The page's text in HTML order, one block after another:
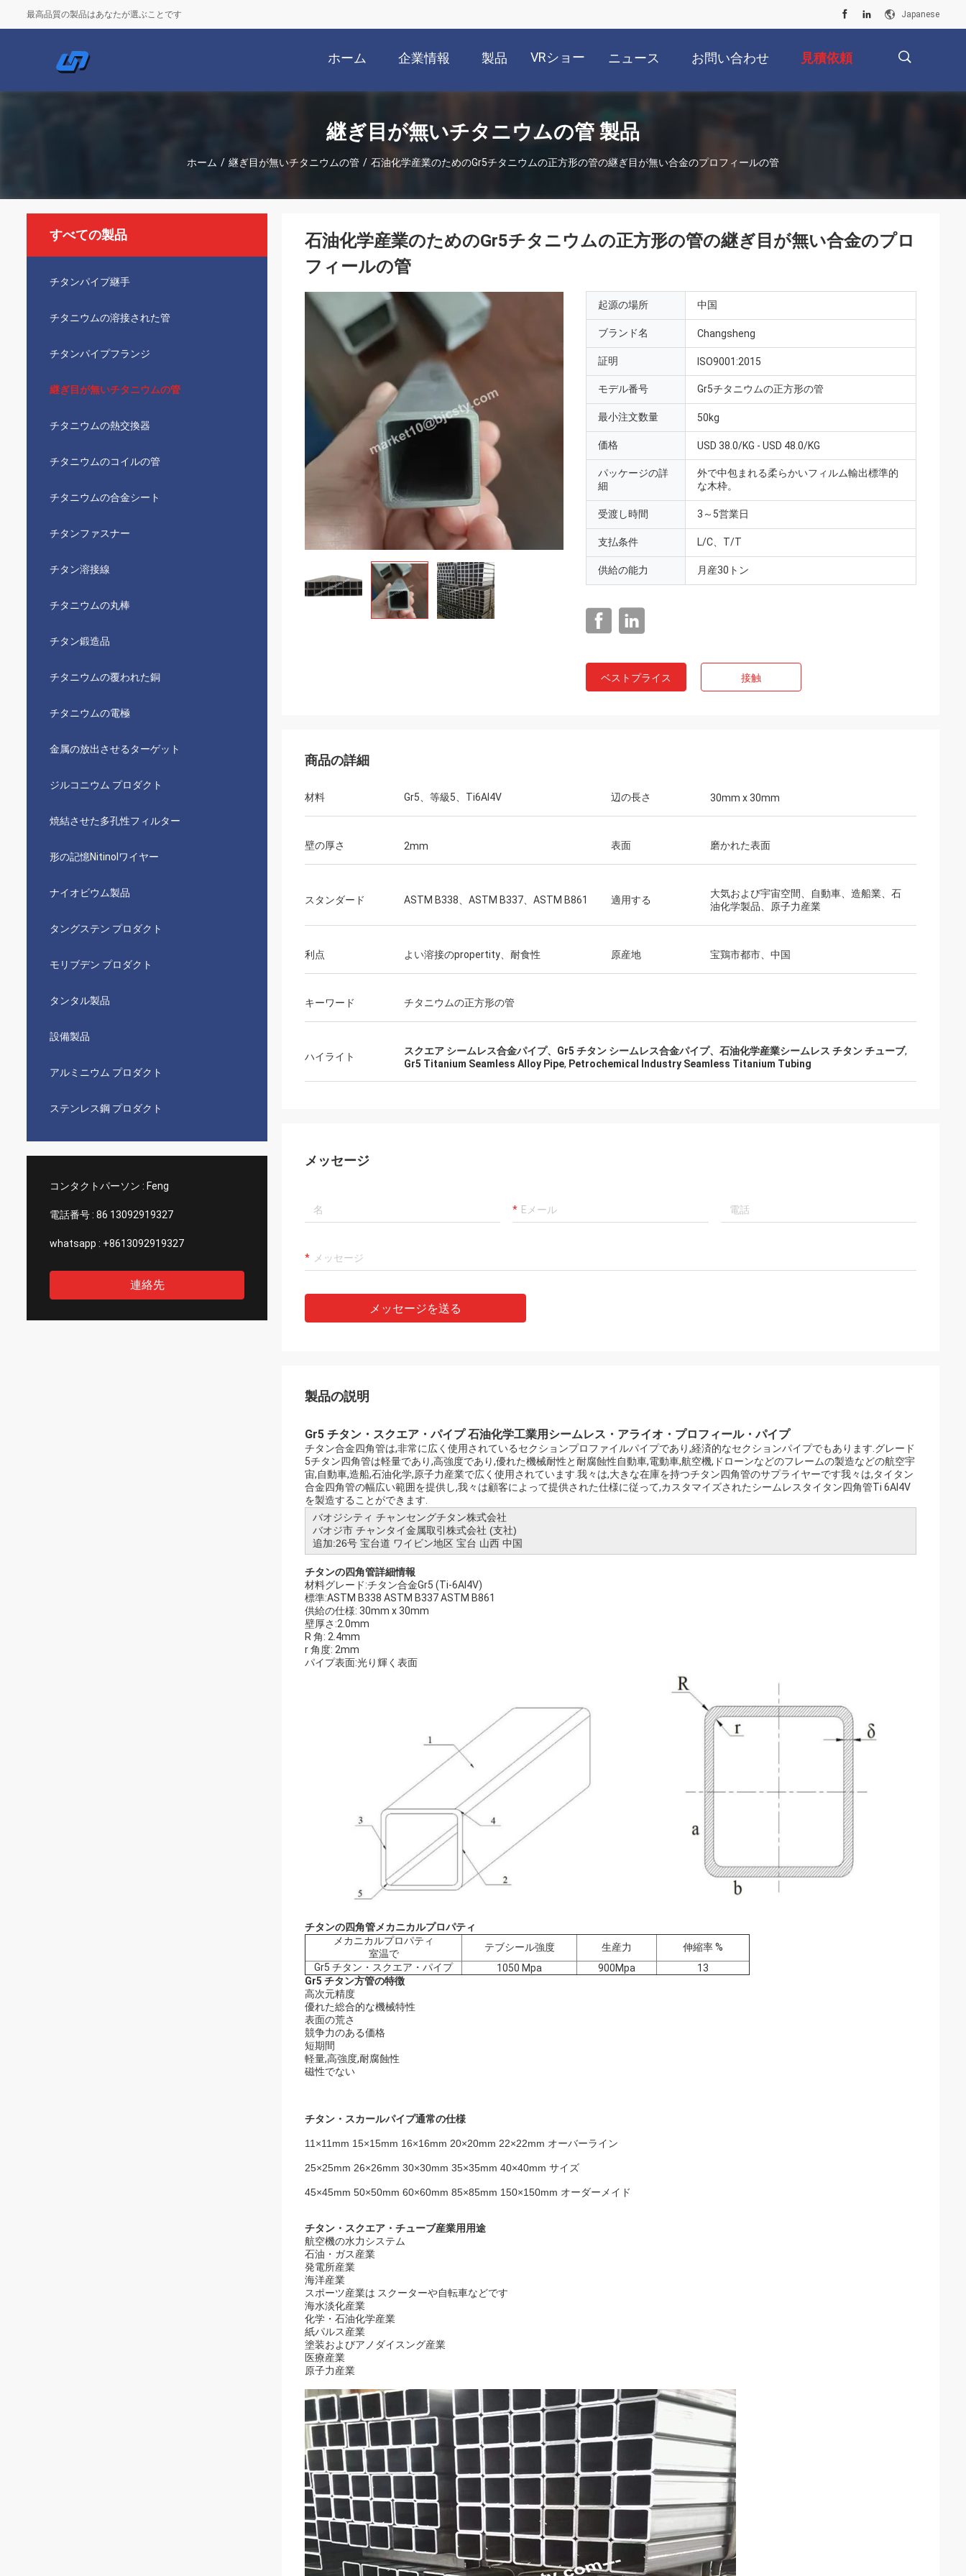
最高品質の製品はあなたが選ぶことです Japanese
ホーム 企業情報 製品 VRショー ニュース お問い合わせ 見積依頼
継ぎ目が無いチタニウムの管 製品
ホーム / 継ぎ目が無いチタニウムの管 / 石油化学産業のためのGr5チタニウムの正方形の管の継ぎ目が無い合金のプロフィールの管
すべての製品
チタンパイプ継手
チタニウムの溶接された管
チタンパイプフランジ
継ぎ目が無いチタニウムの管
チタニウムの熱交換器
チタニウムのコイルの管
チタニウムの合金シート
チタンファスナー
チタン溶接線
チタニウムの丸棒
チタン鍛造品
チタニウムの覆われた銅
チタニウムの電極
金属の放出させるターゲット
ジルコニウム プロダクト
焼結させた多孔性フィルター
形の記憶Nitinolワイヤー
ナイオビウム製品
タングステン プロダクト
モリブデン プロダクト
タンタル製品
設備製品
アルミニウム プロダクト
ステンレス鋼 プロダクト
コンタクトパーソン : Feng
電話番号 : 86 13092919327
whatsapp : +8613092919327
連絡先
石油化学産業のためのGr5チタニウムの正方形の管の継ぎ目が無い合金のプロ
フィールの管
起源の場所 中国
ブランド名 Changsheng
証明 ISO9001:2015
モデル番号 Gr5チタニウムの正方形の管
最小注文数量 50kg
価格 USD 38.0/KG - USD 48.0/KG
パッケージの詳
細
外で中包まれる柔らかいフィルム輸出標準的
な木枠。
受渡し時間 3～5営業日
支払条件 L/C、T/T
供給の能力 月産30トン
ベストプライス 接触
商品の詳細
材料 Gr5、等級5、Ti6Al4V 辺の長さ 30mm x 30mm
壁の厚さ 2mm 表面 磨かれた表面
スタンダード ASTM B338、ASTM B337、ASTM B861 適用する
大気および宇宙空間、自動車、造船業、石
油化学製品、原子力産業
利点 よい溶接のpropertity、耐食性 原産地 宝鶏市都市、中国
キーワード チタニウムの正方形の管
ハイライト スクエア シームレス合金パイプ、Gr5 チタン シームレス合金パイプ、石油化学産業シームレス チタン チューブ,
Gr5 Titanium Seamless Alloy Pipe, Petrochemical Industry Seamless Titanium Tubing
メッセージ
メッセージを送る
製品の説明
Gr5 チタン・スクエア・パイプ 石油化学工業用シームレス・アライオ・プロフィール・パイプ
チタン合金四角管は,非常に広く使用されているセクションプロファイルパイプであり,経済的なセクションパイプでもあります.グレード
5チタン四角管は軽量であり,高強度であり,優れた機械耐性と耐腐蝕性自動車,電動車,航空機,ドローンなどのフレームの製造などの航空宇
宙,自動車,造船,石油化学,原子力産業で広く使用されています.我々は,大きな在庫を持つチタン四角管のサプライヤーです我々は,タイタン
合金四角管の幅広い範囲を提供し,我々は顧客によって提供された仕様に従って,カスタマイズされたシームレスタイタン四角管Ti 6Al4V
を製造することができます.
バオジシティ チャンセングチタン株式会社
バオジ市 チャンタイ金属取引株式会社 (支社)
追加:26号 宝台道 ワイビン地区 宝台 山西 中国
チタンの四角管詳細情報
材料グレード:チタン合金Gr5 (Ti-6Al4V)
標準:ASTM B338 ASTM B337 ASTM B861
供給の仕様: 30mm x 30mm
壁厚さ:2.0mm
R 角: 2.4mm
r 角度: 2mm
パイプ表面:光り輝く表面
チタンの四角管メカニカルプロパティ
メカニカルプロパティ
室温で
テブシール強度 生産力
伸縮率 %
Gr5 チタン・スクエア・パイプ
1050 Mpa 900Mpa
13
Gr5 チタン方管の特徴
高次元精度
優れた総合的な機械特性
表面の荒さ
競争力のある価格
短期間
軽量,高強度,耐腐蝕性
磁性でない
チタン・スカールパイプ通常の仕様
11×11mm 15×15mm 16×16mm 20×20mm 22×22mm オーバーライン
25×25mm 26×26mm 30×30mm 35×35mm 40×40mm サイズ
45×45mm 50×50mm 60×60mm 85×85mm 150×150mm オーダーメイド
チタン・スクエア・チューブ産業用用途
航空機の水力システム
石油・ガス産業
発電所産業
海洋産業
スポーツ産業は スクーターや自転車などです
海水淡化産業
化学・石油化学産業
紙パルス産業
塗装およびアノダイスング産業
医療産業
原子力産業